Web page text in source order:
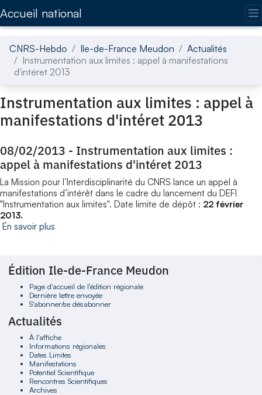
Accueil national
CNRS-Hebdo Ile-de-France Meudon
Actualités
Instrumentation aux limites : appel à manifestations
d'intéret 2013
Instrumentation aux limites : appel à
manifestations d'intéret 2013
08/02/2013 - Instrumentation aux limites :
appel à manifestations d'intéret 2013
La Mission pour l’Interdisciplinarité du CNRS lance un appel à
manifestations d’intérêt dans le cadre du lancement du DEFI
"Instrumentation aux limites". Date limite de dépôt : 22 février
2013.
En savoir plus
Édition Ile-de-France Meudon
Page d'accueil de l'édition régionale
Dernière lettre envoyée
S'abonner/se désabonner
Actualités
À l'affiche
Informations régionales
Dates Limites
Manifestations
Potentiel Scientifique
Rencontres Scientifiques
Archives